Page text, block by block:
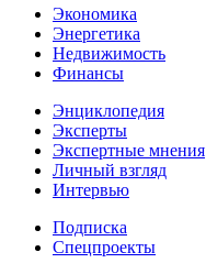
Экономика
Энергетика
Недвижимость
Финансы
Энциклопедия
Эксперты
Экспертные мнения
Личный взгляд
Интервью
Подписка
Спецпроекты